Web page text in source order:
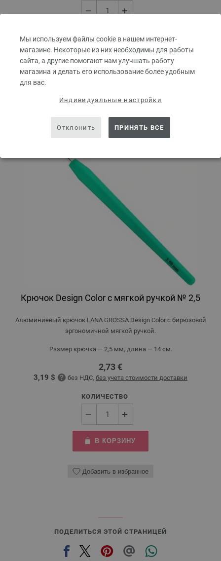
Мы используем файлы cookie в нашем интернет-
магазине. Некоторые из них необходимы для работы
сайта, а другие помогают нам улучшать работу
магазина и делать его использование более удобным
для вас.
Индивидуальные настройки
Отклонить ПРИНЯТЬ ВСЕ
В КОРЗИНУ
Добавить в избранное
Крючок Design Color с мягкой ручкой № 2,5
Алюминиевый крючок LANA GROSSA Design Color с бирюзовой
эргономичной мягкой ручкой.
Размер крючка — 2,5 мм, длина — 14 см.
2,73 €
3,19 $ без НДС, без учета стоимости доставки
КОЛИЧЕСТВО
В КОРЗИНУ
Добавить в избранное
ПОДЕЛИТЬСЯ ЭТОЙ СТРАНИЦЕЙ